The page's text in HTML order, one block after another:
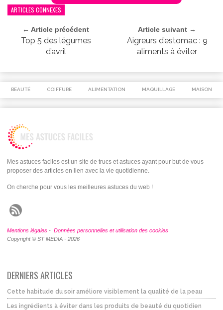
ARTICLES CONNEXES
← Article précédent
Top 5 des légumes
d’avril
Article suivant →
Aigreurs d’estomac : 9
aliments à éviter
BEAUTÉ COIFFURE ALIMENTATION MAQUILLAGE MAISON
Mes astuces faciles est un site de trucs et astuces ayant pour but de vous
proposer des articles en lien avec la vie quotidienne.
On cherche pour vous les meilleures astuces du web !
Mentions légales - Données personnelles et utilisation des cookies
Copyright © ST MEDIA - 2026
DERNIERS ARTICLES
Cette habitude du soir améliore visiblement la qualité de la peau
Les ingrédients à éviter dans les produits de beauté du quotidien